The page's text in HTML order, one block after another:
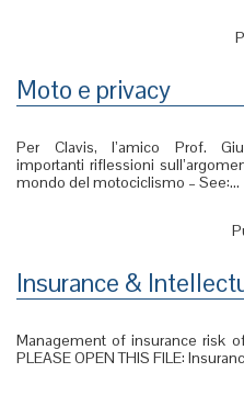
Moto e privacy
Per Clavis, l’amico Prof.
importanti riflessioni
mondo del motociclismo – See:...
Insurance &
Management of insurance risk
PLEASE OPEN THIS FILE: